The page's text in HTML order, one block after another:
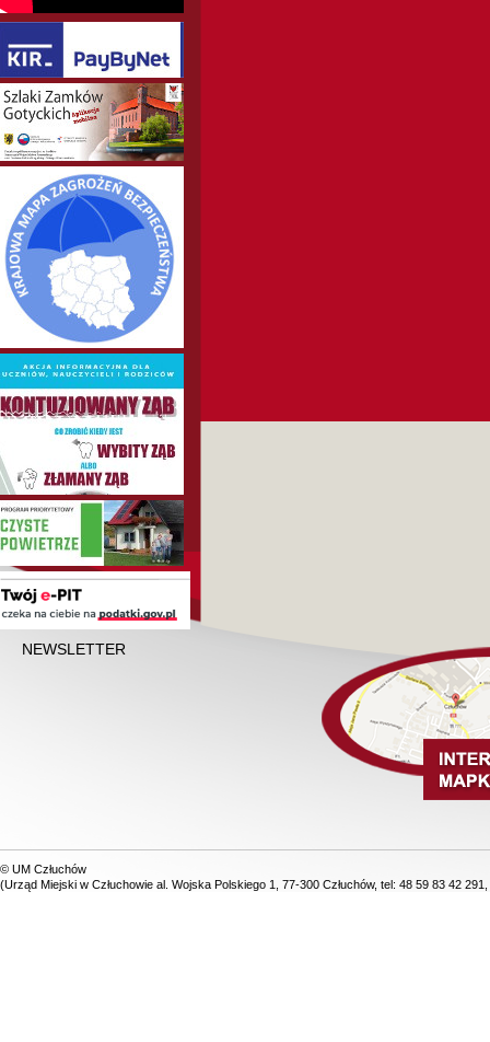
NEWSLETTER
© UM Człuchów
(Urząd Miejski w Człuchowie al. Wojska Polskiego 1, 77-300 Człuchów, tel: 48 59 83 42